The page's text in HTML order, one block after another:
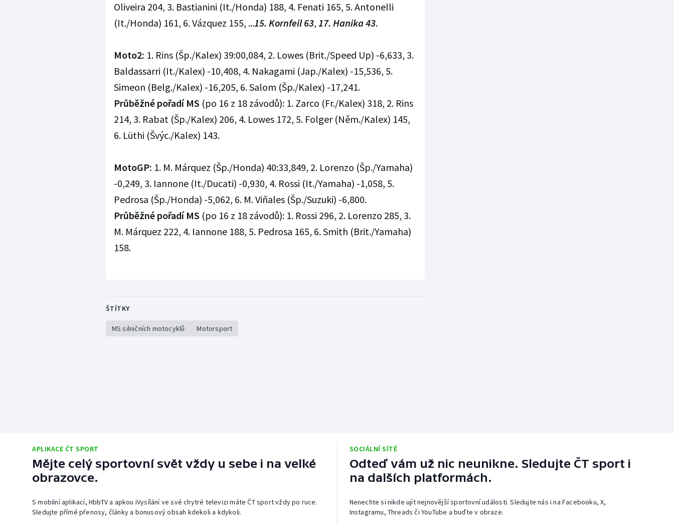
Oliveira 204, 3. Bastianini (It./Honda) 188, 4. Fenati 165, 5. Antonelli
(It./Honda) 161, 6. Vázquez 155, ...15. Kornfeil 63, 17. Hanika 43.
Moto2: 1. Rins (Šp./Kalex) 39:00,084, 2. Lowes (Brit./Speed Up) -6,633, 3.
Baldassarri (It./Kalex) -10,408, 4. Nakagami (Jap./Kalex) -15,536, 5.
Simeon (Belg./Kalex) -16,205, 6. Salom (Šp./Kalex) -17,241.
Průběžné pořadí MS (po 16 z 18 závodů): 1. Zarco (Fr./Kalex) 318, 2. Rins
214, 3. Rabat (Šp./Kalex) 206, 4. Lowes 172, 5. Folger (Něm./Kalex) 145,
6. Lüthi (Švýc./Kalex) 143.
MotoGP: 1. M. Márquez (Šp./Honda) 40:33,849, 2. Lorenzo (Šp./Yamaha)
-0,249, 3. Iannone (It./Ducati) -0,930, 4. Rossi (It./Yamaha) -1,058, 5.
Pedrosa (Šp./Honda) -5,062, 6. M. Viňales (Šp./Suzuki) -6,800.
Průběžné pořadí MS (po 16 z 18 závodů): 1. Rossi 296, 2. Lorenzo 285, 3.
M. Márquez 222, 4. Iannone 188, 5. Pedrosa 165, 6. Smith (Brit./Yamaha)
158.
ŠTÍTKY
MS silničních motocyklů Motorsport
APLIKACE ČT SPORT
Mějte celý sportovní svět vždy u sebe i na velké
obrazovce.
S mobilní aplikací, HbbTV a apkou iVysílání ve své chytré televizi máte ČT sport vždy po ruce.
Sledujte přímé přenosy, články a bonusový obsah kdekoli a kdykoli.
SOCIÁLNÍ SÍTĚ
Odteď vám už nic neunikne. Sledujte ČT sport i
na dalších platformách.
Nenechte si nikde ujít nejnovější sportovní události. Sledujte nás i na Facebooku, X,
Instagramu, Threads či YouTube a buďte v obraze.